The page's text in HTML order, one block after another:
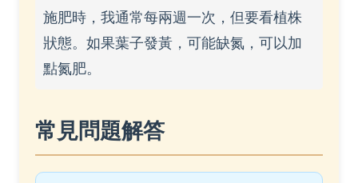
施肥時，我通常每兩週一次，但要看植株
狀態。如果葉子發黃，可能缺氮，可以加
點氮肥。
常見問題解答